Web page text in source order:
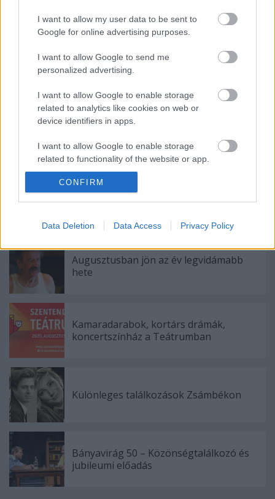
I want to allow my user data to be sent to
Google for online advertising purposes.
I want to allow Google to send me
personalized advertising.
I want to allow Google to enable storage
related to analytics like cookies on web or
device identifiers in apps.
I want to allow Google to enable storage
related to functionality of the website or app.
I want to allow Google to enable storage
I want to allow Google to enable storage
functionality and fraud prevention, and other
user protection.
CONFIRM
Data Deletion Data Access Privacy Policy
hogy érdemes legyen összejönni és együtt tölteni a
vasárnap estéket.
Ajánlott bejegyzések:
Meghalt Böröndi Tamás
Augusztusban jön az év legvidámabb
hete
Kamaradarabok, kortárs drámák,
koncertszínház a Teátrumban
Különleges találkozások Zsámbékon
Bányavirág 50 – Közönségtalálkozó és
jubileumi előadás